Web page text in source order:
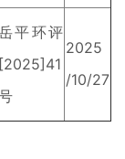
平环评
[2025]41
2025
/10/27